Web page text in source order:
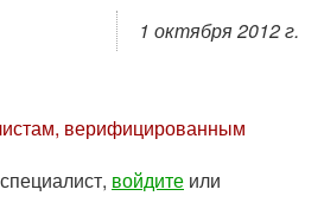
1 октября 2012 г.
верифицированным
войдите или